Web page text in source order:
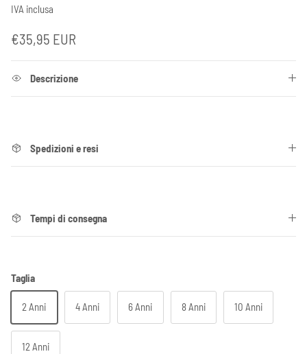
IVA inclusa
Prezzo normale
€35,95 EUR
Descrizione
Spedizioni e resi
Tempi di consegna
Taglia
2 Anni 4 Anni 6 Anni 8 Anni 10 Anni
12 Anni